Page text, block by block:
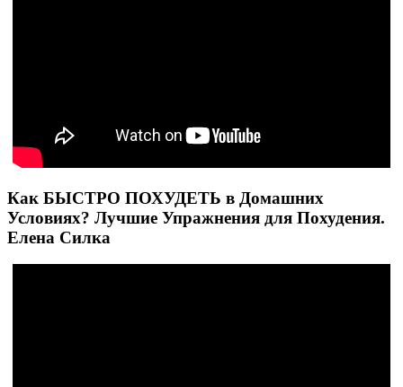
Как БЫСТРО ПОХУДЕТЬ в Домашних
Условиях? Лучшие Упражнения для Похудения.
Елена Силка